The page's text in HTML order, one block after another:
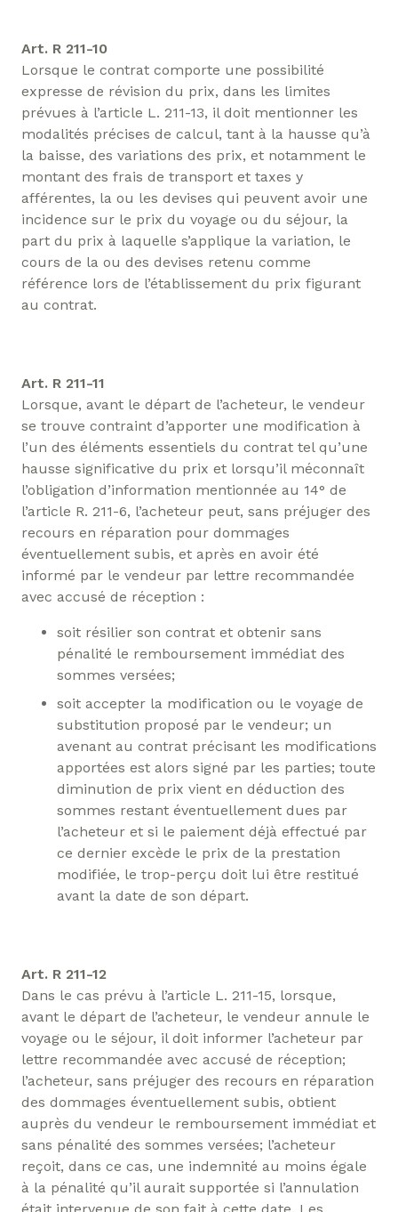
Art. R 211-10
Lorsque le contrat comporte une possibilité
expresse de révision du prix, dans les limites
prévues à l’article L. 211-13, il doit mentionner les
modalités précises de calcul, tant à la hausse qu’à
la baisse, des variations des prix, et notamment le
montant des frais de transport et taxes y
afférentes, la ou les devises qui peuvent avoir une
incidence sur le prix du voyage ou du séjour, la
part du prix à laquelle s’applique la variation, le
cours de la ou des devises retenu comme
référence lors de l’établissement du prix figurant
au contrat.
Art. R 211-11
Lorsque, avant le départ de l’acheteur, le vendeur
se trouve contraint d’apporter une modification à
l’un des éléments essentiels du contrat tel qu’une
hausse significative du prix et lorsqu’il méconnaît
l’obligation d’information mentionnée au 14° de
l’article R. 211-6, l’acheteur peut, sans préjuger des
recours en réparation pour dommages
éventuellement subis, et après en avoir été
informé par le vendeur par lettre recommandée
avec accusé de réception :
soit résilier son contrat et obtenir sans
pénalité le remboursement immédiat des
sommes versées;
soit accepter la modification ou le voyage de
substitution proposé par le vendeur; un
avenant au contrat précisant les modifications
apportées est alors signé par les parties; toute
diminution de prix vient en déduction des
sommes restant éventuellement dues par
l’acheteur et si le paiement déjà effectué par
ce dernier excède le prix de la prestation
modifiée, le trop-perçu doit lui être restitué
avant la date de son départ.
Art. R 211-12
Dans le cas prévu à l’article L. 211-15, lorsque,
avant le départ de l’acheteur, le vendeur annule le
voyage ou le séjour, il doit informer l’acheteur par
lettre recommandée avec accusé de réception;
l’acheteur, sans préjuger des recours en réparation
des dommages éventuellement subis, obtient
auprès du vendeur le remboursement immédiat et
sans pénalité des sommes versées; l’acheteur
reçoit, dans ce cas, une indemnité au moins égale
à la pénalité qu’il aurait supportée si l’annulation
était intervenue de son fait à cette date. Les